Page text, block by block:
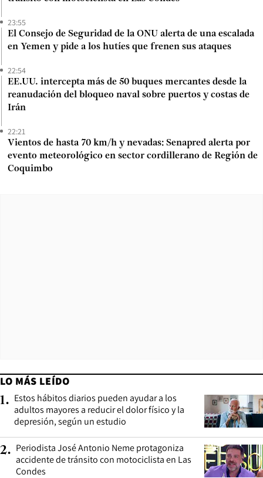
23:55
El Consejo de Seguridad de la ONU alerta de una escalada
en Yemen y pide a los hutíes que frenen sus ataques
22:54
EE.UU. intercepta más de 50 buques mercantes desde la
reanudación del bloqueo naval sobre puertos y costas de
Irán
22:21
Vientos de hasta 70 km/h y nevadas: Senapred alerta por
evento meteorológico en sector cordillerano de Región de
Coquimbo
LO MÁS LEÍDO
1. Estos hábitos diarios pueden ayudar a los
adultos mayores a reducir el dolor físico y la
depresión, según un estudio
2. Periodista José Antonio Neme protagoniza
accidente de tránsito con motociclista en Las
Condes